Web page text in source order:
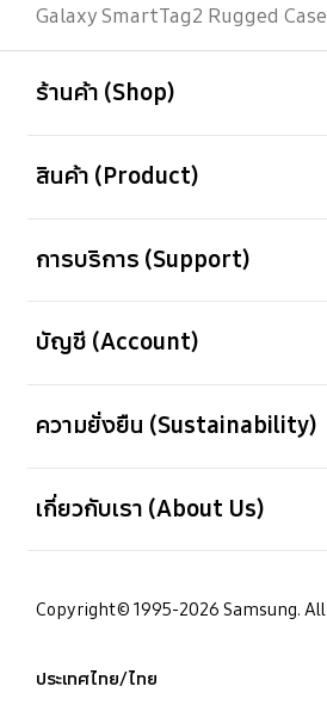
Galaxy SmartTag2 Rugged Case
ร้านค้า (Shop)
สินค้า (Product)
การบริการ (Support)
บัญชี (Account)
ความยั่งยืน (Sustainability)
เกี่ยวกับเรา (About Us)
Copyright© 1995-2026 Samsung.
ประเทศไทย/ไทย